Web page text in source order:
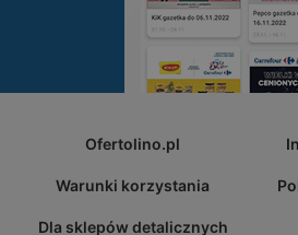
Ofertolino.pl
Warunki korzystania
Dla sklepów detalicznych